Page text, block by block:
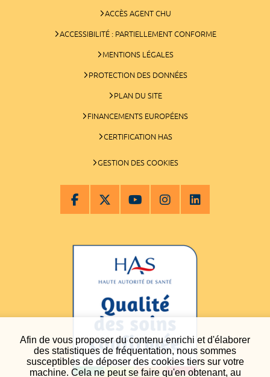
Afin de vous proposer du contenu enrichi et d'élaborer
des statistiques de fréquentation, nous sommes
susceptibles de déposer des cookies tiers sur votre
machine. Cela ne peut se faire qu'en obtenant, au
ACCÈS AGENT CHU
ACCESSIBILITÉ : PARTIELLEMENT CONFORME
MENTIONS LÉGALES
PROTECTION DES DONNÉES
PLAN DU SITE
FINANCEMENTS EUROPÉENS
CERTIFICATION HAS
GESTION DES COOKIES